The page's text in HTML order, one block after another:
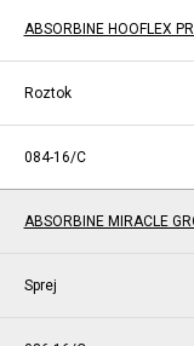
ABSORBINE HOOFLEX
Roztok
084-16/C
ABSORBINE MIRACLE
Sprej